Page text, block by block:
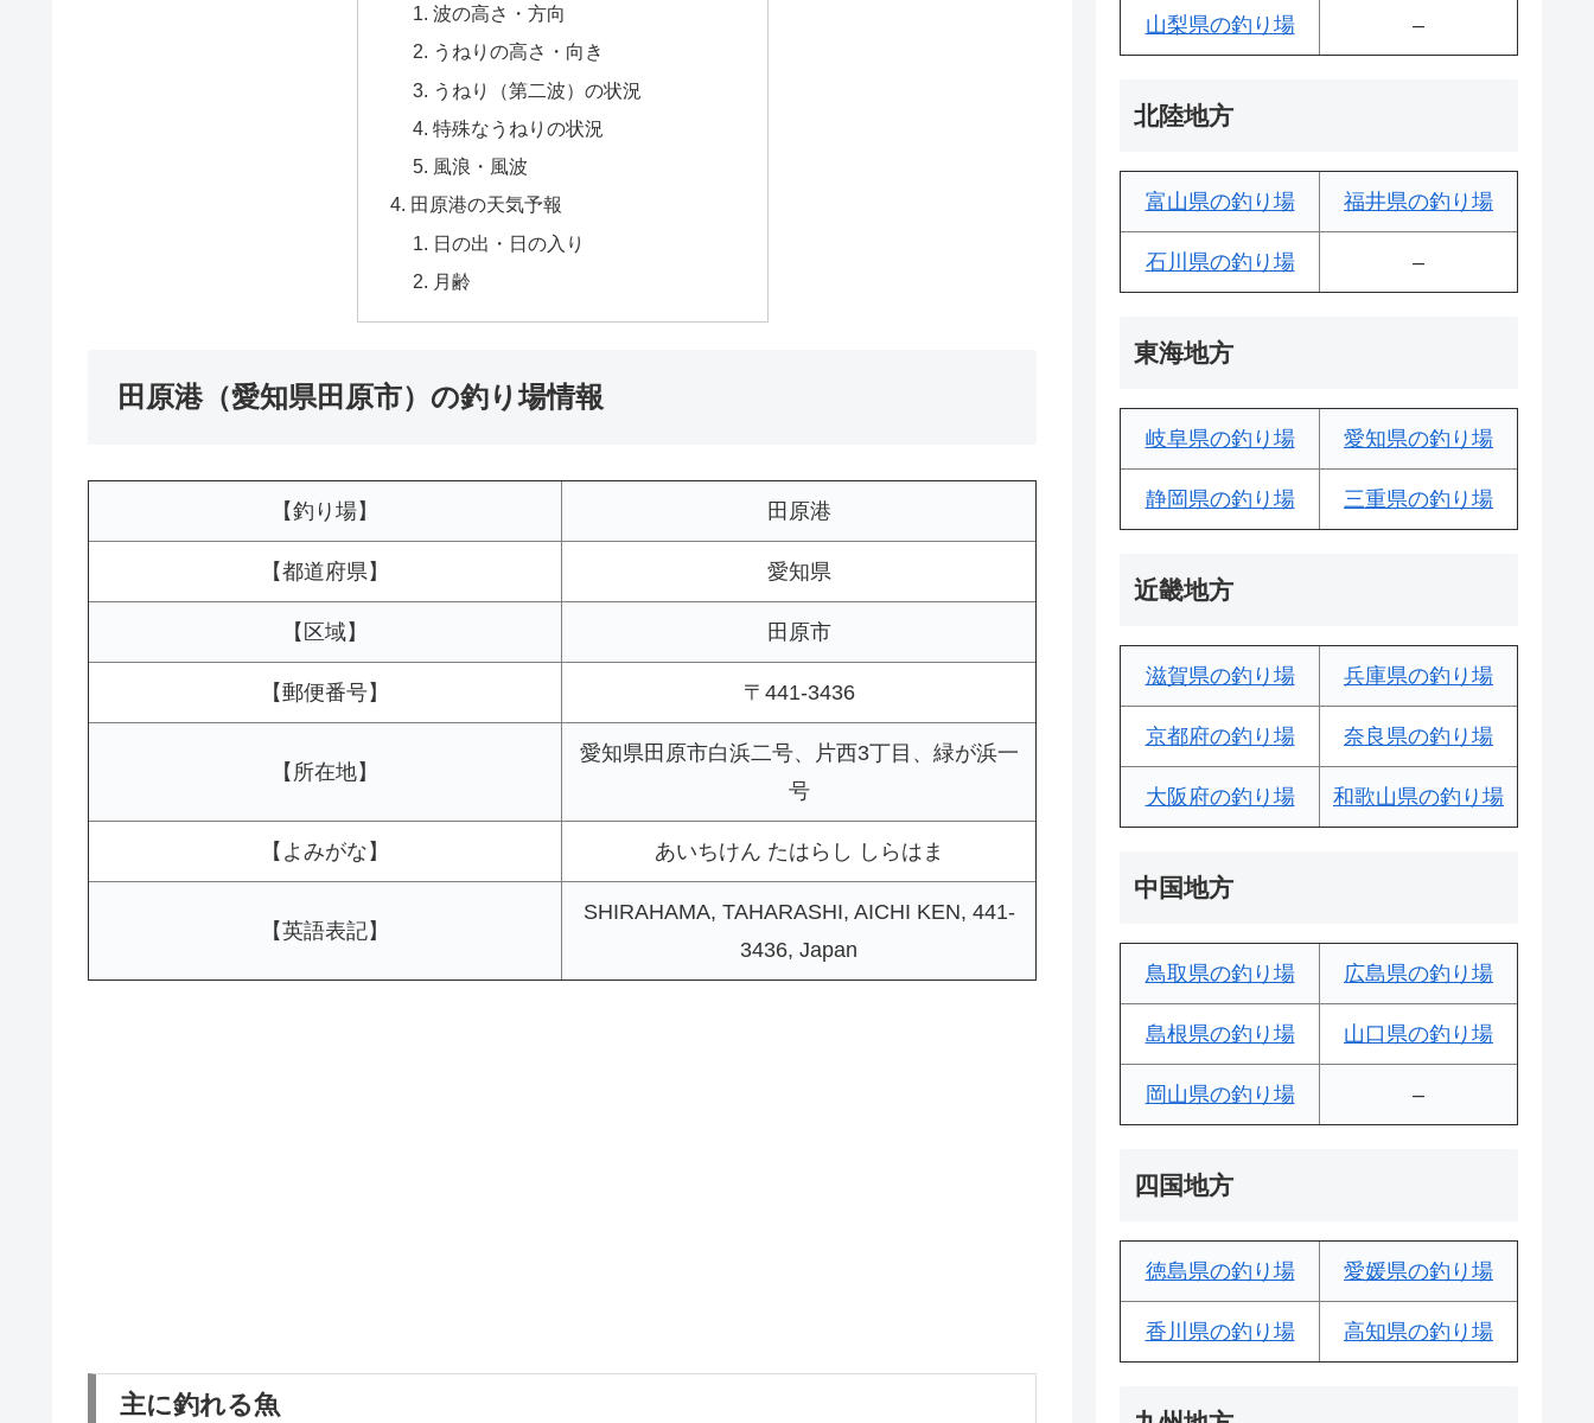
波の高さ・方向
うねりの高さ・向き
うねり（第二波）の状況
特殊なうねりの状況
風浪・風波
田原港の天気予報
日の出・日の入り
月齢
田原港（愛知県田原市）の釣り場情報
【釣り場】 田原港
【都道府県】 愛知県
【区域】 田原市
【郵便番号】 〒441-3436
【所在地】
愛知県田原市白浜二号、片西3丁目、緑が浜一
号
【よみがな】 あいちけん たはらし しらはま
【英語表記】
SHIRAHAMA, TAHARASHI, AICHI KEN, 441-
3436, Japan
主に釣れる魚
山梨県の釣り場 –
北陸地方
富山県の釣り場 福井県の釣り場
石川県の釣り場 –
東海地方
岐阜県の釣り場 愛知県の釣り場
静岡県の釣り場 三重県の釣り場
近畿地方
滋賀県の釣り場 兵庫県の釣り場
京都府の釣り場 奈良県の釣り場
大阪府の釣り場 和歌山県の釣り場
中国地方
鳥取県の釣り場 広島県の釣り場
島根県の釣り場 山口県の釣り場
岡山県の釣り場 –
四国地方
徳島県の釣り場 愛媛県の釣り場
香川県の釣り場 高知県の釣り場